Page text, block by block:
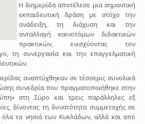
Η διημερίδα αποτέλεσε μια σημαντική
εκπαιδευτική δράση με στόχο την
ανάδειξη, τη διάχυση και την
ανταλλαγή καινοτόμων διδακτικών
πρακτικών, ενισχύοντας τον
τη συνεργασία και την επαγγελματική
αναπτύχθηκαν σε τέσσερις συνολικά
συνεδρία που πραγματοποιήθηκε στην
στη Σύρο και τρεις παράλληλες εξ
δίνοντας τη δυνατότητα συμμετοχής σε
όλα τα νησιά των Κυκλάδων, αλλά και από